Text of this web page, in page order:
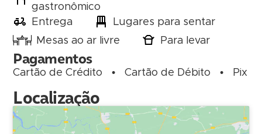
gastronômico
Entrega
Lugares para sentar
Mesas ao ar livre
Para levar
Pagamentos
Cartão de Crédito • Cartão de Débito • Pix
Localização